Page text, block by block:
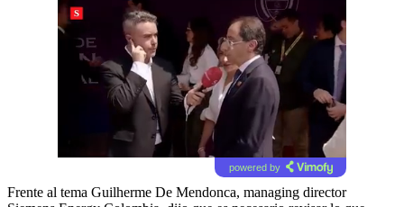
powered by
Frente al tema Guilherme De Mendonca, managing director